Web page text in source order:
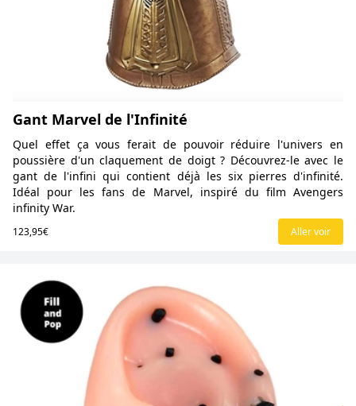
Gant Marvel de l'Infinité
Quel effet ça vous ferait de pouvoir réduire l'univers en
poussière d'un claquement de doigt ? Découvrez-le avec le
gant de l'infini qui contient déjà les six pierres d'infinité.
Idéal pour les fans de Marvel, inspiré du film Avengers
infinity War.
123,95€ Aller voir